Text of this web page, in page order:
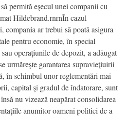
permită eşecul unei companii cu
Hildebrand.rnrnÎn cazul
ar trebui să poată asigura
pentru economie, în special
operaţiunile de depozit, a adăugat
urmăreşte garantarea supravieţiuirii
în schimbul unor reglementări mai
capital şi gradul de îndatorare, sunt
nu vizează neapărat consolidarea
anumitor oameni politici de a